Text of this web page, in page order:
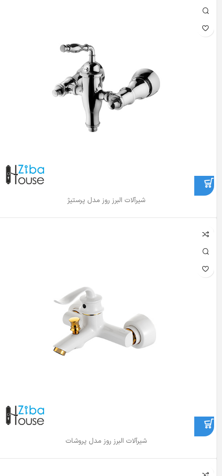
شیرآلات البرز روز مدل پرستیژ
شیرآلات البرز روز مدل پروشات